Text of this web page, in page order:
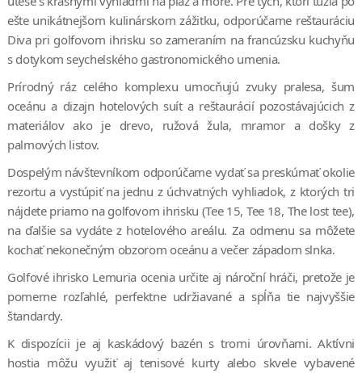
ešte unikátnejšom kulinárskom zážitku, odporúčame reštauráciu
Diva pri golfovom ihrisku so zameraním na francúzsku kuchyňu
s dotykom seychelského gastronomického umenia.
Prírodný ráz celého komplexu umocňujú zvuky pralesa, šum
oceánu a dizajn hotelových suít a reštaurácií pozostávajúcich z
materiálov ako je drevo, ružová žula, mramor a došky z
palmových listov.
Dospelým návštevníkom odporúčame vydať sa preskúmať okolie
rezortu a vystúpiť na jednu z úchvatných vyhliadok, z ktorých tri
nájdete priamo na golfovom ihrisku (Tee 15, Tee 18, The lost tee),
na ďalšie sa vydáte z hotelového areálu. Za odmenu sa môžete
kochať nekonečným obzorom oceánu a večer západom slnka.
Golfové ihrisko Lemuria ocenia určite aj nároční hráči, pretože je
pomerne rozľahlé, perfektne udržiavané a spĺňa tie najvyššie
štandardy.
K dispozícii je aj kaskádový bazén s tromi úrovňami. Aktívni
hostia môžu využiť aj tenisové kurty alebo skvele vybavené